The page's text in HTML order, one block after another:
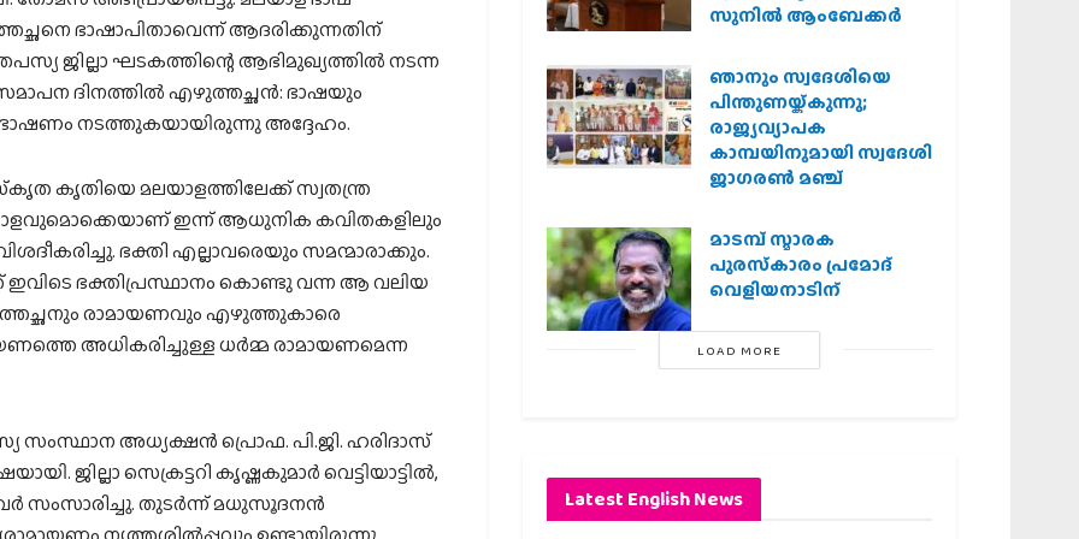
ഭാഷാപിതാവെന്ന് ആദരിക്കുന്നതിന്
ജില്ലാ ഘടകത്തിന്റെ ആഭിമുഖ്യത്തില്‍ നടന്ന
ദിനത്തില്‍ എഴുത്തച്ഛന്‍: ഭാഷയും
നടത്തുകയായിരുന്നു അദ്ദേഹം.
കൃതിയെ മലയാളത്തിലേക്ക് സ്വതന്ത്ര
ഇന്ന് ആധുനിക കവിതകളിലും
ഭക്തി എല്ലാവരെയും സമന്മാരാക്കും.
ഭക്തിപ്രസ്ഥാനം കൊണ്ടു വന്ന ആ വലിയ
രാമായണവും എഴുത്തുകാരെ
അധികരിച്ചുള്ള ധര്‍മ്മ രാമായണമെന്ന
സംസ്ഥാന അധ്യക്ഷന്‍ പ്രൊഫ. പി.ജി. ഹരിദാസ്
ജില്ലാ സെക്രട്ടറി കൃഷ്ണകുമാര്‍ വെട്ടിയാട്ടില്‍,
സംസാരിച്ചു. തുടര്‍ന്ന് മധുസൂദനന്‍
സുനിൽ ആംബേക്കർ
ഞാനും സ്വദേശിയെ
പിന്തുണയ്ക്കുന്നു;
രാജ്യവ്യാപക
കാമ്പയിനുമായി സ്വദേശി
ജാഗരണ്‍ മഞ്ച്
മാടമ്പ് സ്മാരക
പുരസ്‌കാരം പ്രമോദ്
വെളിയനാടിന്
LOAD MORE
Latest English News